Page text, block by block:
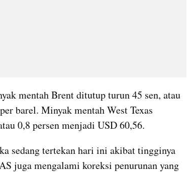
mentah Brent ditutup turun 45 sen, atau
barel. Minyak mentah West Texas
0,8 persen menjadi USD 60,56.
sedang tertekan hari ini akibat tingginya
juga mengalami koreksi penurunan yang